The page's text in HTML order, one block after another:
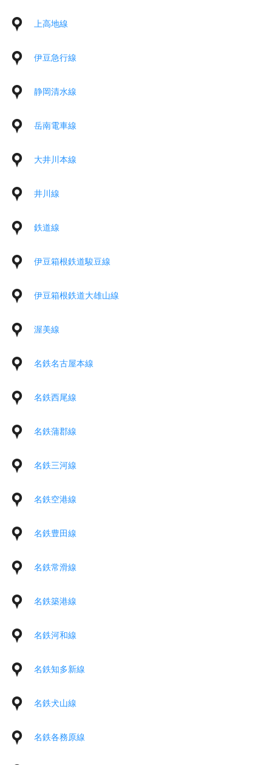
上高地線
伊豆急行線
静岡清水線
岳南電車線
大井川本線
井川線
鉄道線
伊豆箱根鉄道駿豆線
伊豆箱根鉄道大雄山線
渥美線
名鉄名古屋本線
名鉄西尾線
名鉄蒲郡線
名鉄三河線
名鉄空港線
名鉄豊田線
名鉄常滑線
名鉄築港線
名鉄河和線
名鉄知多新線
名鉄犬山線
名鉄各務原線